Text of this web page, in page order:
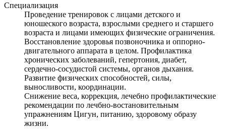
Специализация
Проведение тренировок с лицами детского и
юношеского возраста, взрослыми среднего и старшего
возраста и лицами имеющих физические ограничения.
Восстановление здоровья позвоночника и оппорно-
двигательного аппарата в целом. Профилактика
хронических заболеваний, гепертония, диабет,
сердечно-сосудистой системы, органов дыхания.
Развитие физических способностей, силы,
выносливости, координации.
Снижение веса, коррекция, лечебно профилактические
рекомендации по лечбно-востановительным
упражнениям Цигун, питанию, здоровому образу
жизни.